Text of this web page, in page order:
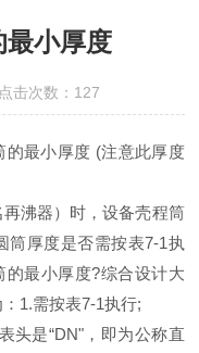
最小厚度
次数：127
的最小厚度 (注意此厚度
沸器）时，设备壳程筒
筒厚度是否需按表7-1执
的最小厚度?综合设计大
1.需按表7-1执行;
头是“DN"，即为公称直